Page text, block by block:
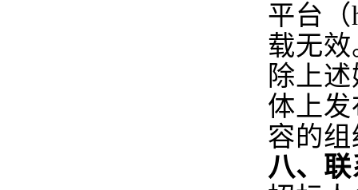
平台（
载无效
除上
体上
容的
八、